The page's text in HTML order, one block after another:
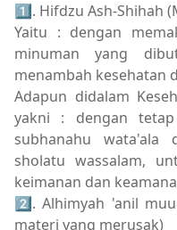
1⃣. Hifdzu Ash-Shihah
Yaitu : dengan
minuman yang
menambah kesehatan
Adapun didalam
yakni : dengan
subhanahu wata'ala
sholatu wassalam,
keimanan dan
2⃣. Alhimyah 'anil
materi yang merusak)